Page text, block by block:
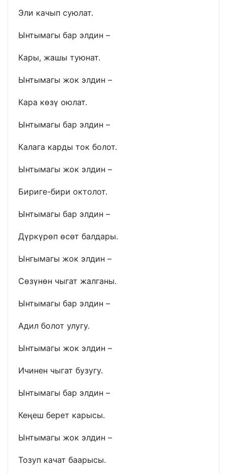
Эли качып суюлат.
Ынтымагы бар элдин –
Кары, жашы туюнат.
Ынтымагы жок элдин –
Кара көзү оюлат.
Ынтымагы бар элдин –
Калага карды ток болот.
Ынтымагы жок элдин –
Бириге-бири октолот.
Ынтымагы бар элдин –
Дүркүрөп өсөт балдары.
Ынгымагы жок элдин –
Сөзүнөн чыгат жалганы.
Ынтымагы бар элдин –
Адил болот улугу.
Ынтымагы жок элдин –
Ичинен чыгат бузугу.
Ынтымагы бар элдин –
Кеңеш берет карысы.
Ынтымагы жок элдин –
Тозуп качат баарысы.